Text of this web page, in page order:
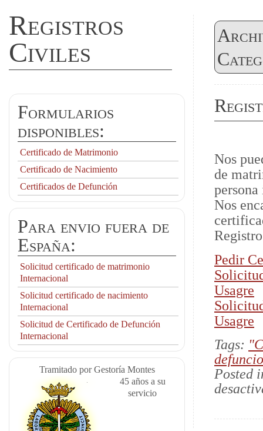
Registros
Civiles
Nos
de
Nos
Pedir
Usagre
Usagre
Tags:
Posted
Formularios
disponibles:
Certificado de Matrimonio
Certificado de Nacimiento
Certificados de Defunción
Para envio fuera de
España:
Solicitud certificado de matrimonio
Internacional
Solicitud certificado de nacimiento
Internacional
Solicitud de Certificado de Defunción
Internacional
Tramitado por Gestoría Montes
45 años a su
servicio